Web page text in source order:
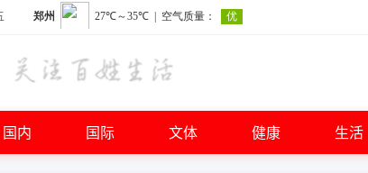
国内 国际 文体 健康 生活